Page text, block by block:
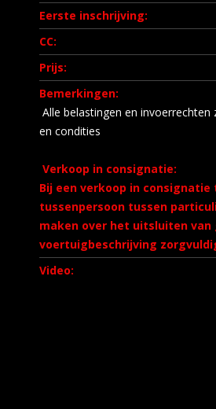
Eerste inschrijving:
CC:
Prijs:
Bemerkingen:
Alle belastingen en
en condities
Verkoop in consignatie:
Bij een verkoop in
tussenpersoon tussen
maken over het uitsluiten
voertuigbeschrijving
Video: